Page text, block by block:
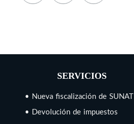
SERVICIOS
• Nueva fiscalización de SUNAT
• Devolución de impuestos